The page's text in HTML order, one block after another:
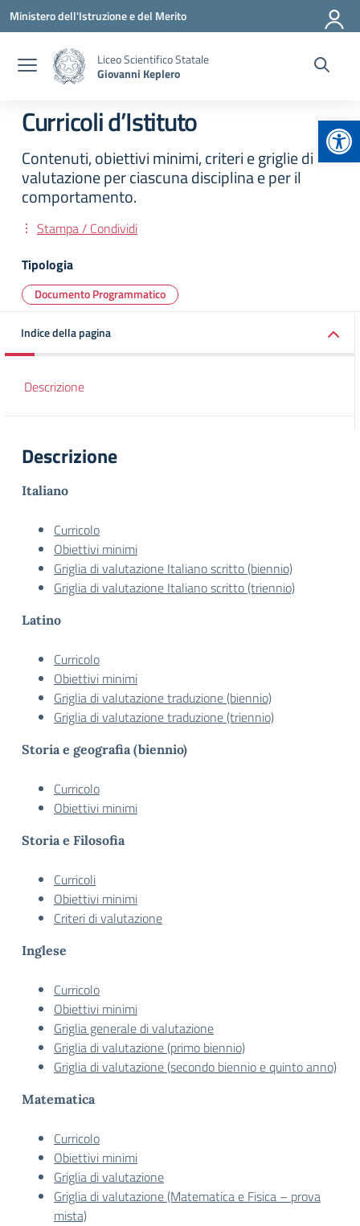
Vai ai contenuti
Vai al menu di navigazione
Vai al footer
Ministero dell'Istruzione e del Merito
Liceo Scientifico Statale
Giovanni Keplero
Curricoli d’Istituto
Contenuti, obiettivi minimi, criteri e griglie di
valutazione per ciascuna disciplina e per il
comportamento.
Stampa / Condividi
Tipologia
Documento Programmatico
Indice della pagina
Descrizione
Descrizione
Italiano
Curricolo
Obiettivi minimi
Griglia di valutazione Italiano scritto (biennio)
Griglia di valutazione Italiano scritto (triennio)
Latino
Curricolo
Obiettivi minimi
Griglia di valutazione traduzione (biennio)
Griglia di valutazione traduzione (triennio)
Storia e geografia (biennio)
Curricolo
Obiettivi minimi
Storia e Filosofia
Curricoli
Obiettivi minimi
Criteri di valutazione
Inglese
Curricolo
Obiettivi minimi
Griglia generale di valutazione
Griglia di valutazione (primo biennio)
Griglia di valutazione (secondo biennio e quinto anno)
Matematica
Curricolo
Obiettivi minimi
Griglia di valutazione
Griglia di valutazione (Matematica e Fisica – prova
mista)